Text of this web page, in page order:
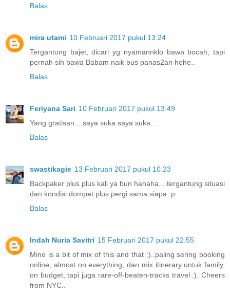
Balas
mira utami 10 Februari 2017 pukul 13.24
Tergantung bajet, dicari yg nyamannklo bawa bocah, tapi
pernah sih bawa Babam naik bus panas2an hehe..
Balas
Feriyana Sari 10 Februari 2017 pukul 13.49
Yang gratisan....saya suka saya suka...
Balas
swastikagie 13 Februari 2017 pukul 10.23
Backpaker plus plus kali ya bun hahaha....tergantung situasi
dan kondisi dompet plus pergi sama siapa :p
Balas
Indah Nuria Savitri 15 Februari 2017 pukul 22.55
Mine is a bit of mix of this and that :)..paling sering booking
online, almost on everything, dan mix itinerary untuk family,
on budget, tapi juga rare-off-beaten-tracks travel :). Cheers
from NYC..